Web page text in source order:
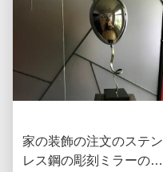
家の装飾の注文のステン
レス鋼の彫刻ミラーの磨